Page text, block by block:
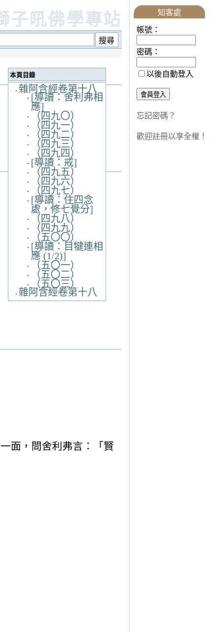
子吼佛學專站
本頁目錄
雜阿含經卷第十八
[導讀：舍利弗相
應]
（四九〇）
（四九一）
（四九二）
（四九三）
（四九四）
[導讀：戒]
（四九五）
（四九六）
（四九七）
[導讀：住四念
處，修七覺分]
（四九八）
（四九九）
（五〇〇）
[導讀：目犍連相
應 (1/2)]
（五〇一）
（五〇二）
（五〇三）
雜阿含經卷第十八
面，問舍利弗言：「賢
知客處
帳號：
密碼：
以後自動登入
忘記密碼？
歡迎註冊以享全權！